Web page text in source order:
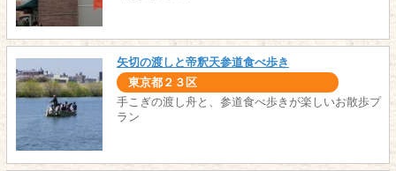
矢切の渡しと帝釈天参道食べ歩き
東京都２３区
手こぎの渡し舟と、参道食べ歩きが楽しいお散歩プ
ラン